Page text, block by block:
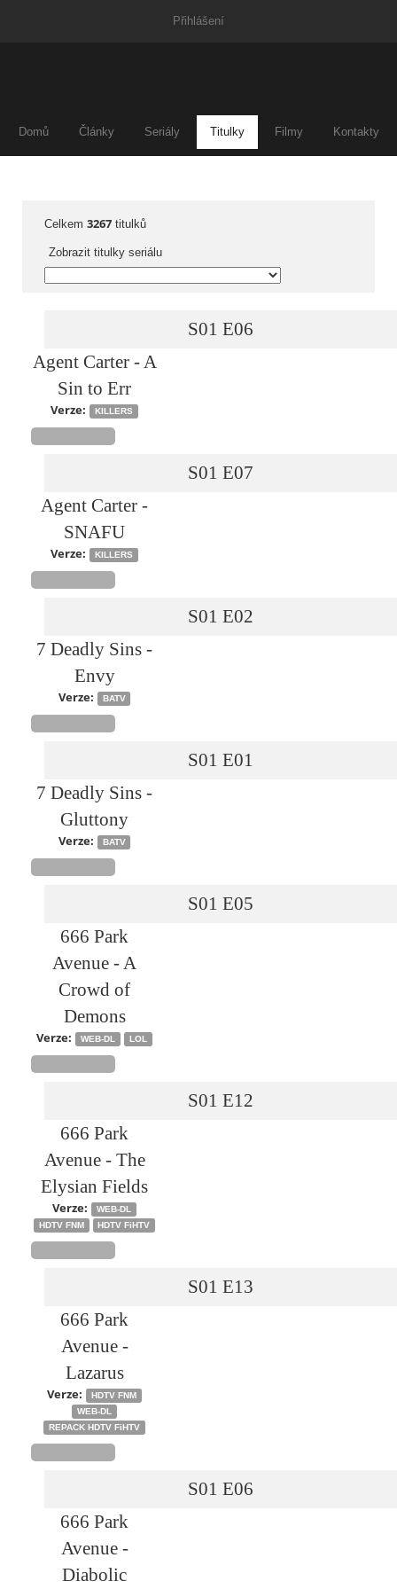
Přihlášení
Domů Články Seriály Titulky Filmy Kontakty
Celkem 3267 titulků
Zobrazit titulky seriálu
S01 E06
Agent Carter - A
Sin to Err
Verze: KILLERS
S01 E07
Agent Carter -
SNAFU
Verze: KILLERS
S01 E02
7 Deadly Sins -
Envy
Verze: BATV
S01 E01
7 Deadly Sins -
Gluttony
Verze: BATV
S01 E05
666 Park
Avenue - A
Crowd of
Demons
Verze: WEB-DL LOL
S01 E12
666 Park
Avenue - The
Elysian Fields
Verze:
WEB-DL
HDTV FNM
HDTV FiHTV
S01 E13
666 Park
Avenue -
Lazarus
Verze:
HDTV FNM
WEB-DL
REPACK HDTV FiHTV
S01 E06
666 Park
Avenue -
Diabolic